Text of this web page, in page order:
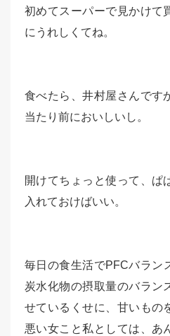
初めてスーパーで見かけて
にうれしくてね。
食べたら、井村屋さんです
当たり前においしいし。
開けてちょっと使って、ぱ
入れておけばいい。
毎日の食生活でPFCバラン
炭水化物の摂取量のバラン
せているくせに、甘いもの
悪い女こと私としては、あ